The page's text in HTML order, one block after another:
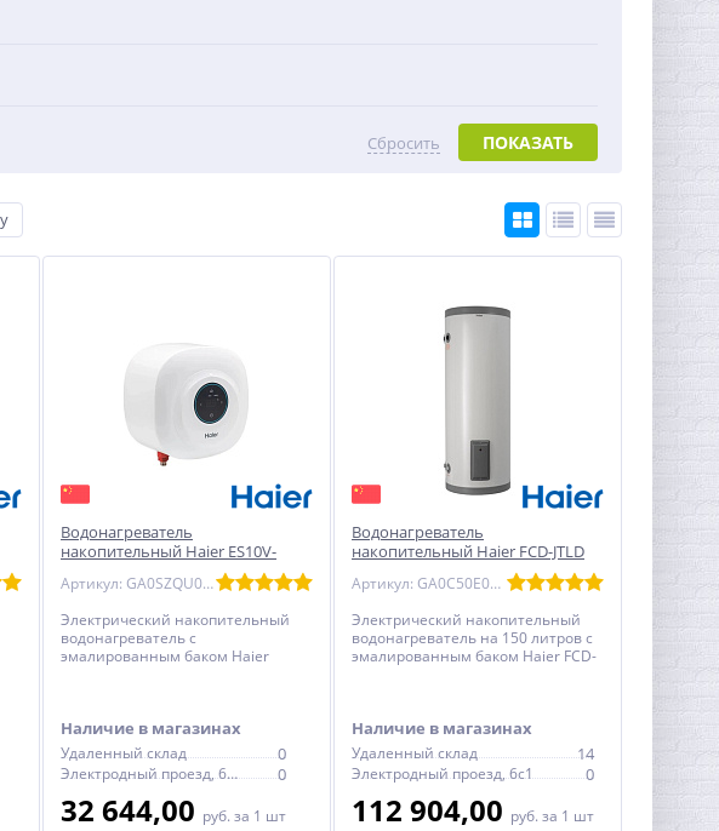
ПОКАЗАТЬ
Сбросить
Водонагреватель
накопительный Haier ES10V-
EQ1(R) эмаль - плоский
Артикул: GA0SZQU0LRU
Электрический накопительный
водонагреватель с
эмалированным баком Haier
Наличие в магазинах
Удаленный склад 0
Электродный проезд, 6с1 0
32 644,00 руб. за 1 шт
Водонагреватель
накопительный Haier FCD-JTLD
150 л эмаль - круглый
Артикул: GA0C50E02RU
Электрический накопительный
водонагреватель на 150 литров с
эмалированным баком Haier FCD-
Наличие в магазинах
Удаленный склад 14
Электродный проезд, 6с1 0
112 904,00 руб. за 1 шт